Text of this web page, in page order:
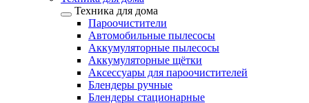
Техника для дома
Пароочистители
Автомобильные пылесосы
Аккумуляторные пылесосы
Аккумуляторные щётки
Аксессуары для пароочистителей
Блендеры ручные
Блендеры стационарные